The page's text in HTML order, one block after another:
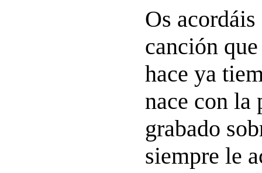
Os
canción
hace ya
nace con la
grabado
siempre le